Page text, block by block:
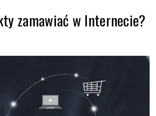
zamawiać w Internecie?